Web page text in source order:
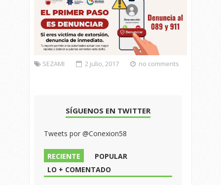
SEZAMI 2 julio, 2017 no comments
SÍGUENOS EN TWITTER
Tweets por @Conexion58
RECIENTE
POPULAR
LO + COMENTADO